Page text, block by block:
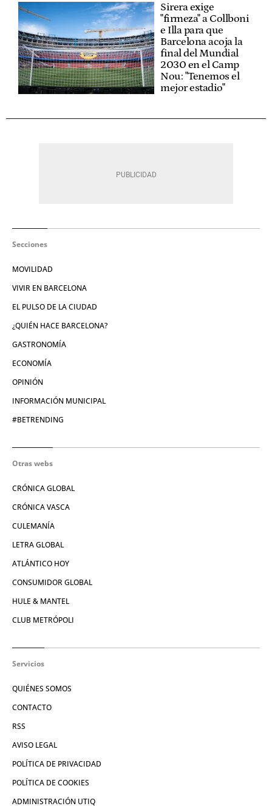
Sirera exige
"firmeza" a Collboni
e Illa para que
Barcelona acoja la
final del Mundial
2030 en el Camp
Nou: "Tenemos el
mejor estadio"
Secciones
MOVILIDAD
VIVIR EN BARCELONA
EL PULSO DE LA CIUDAD
¿QUIÉN HACE BARCELONA?
GASTRONOMÍA
ECONOMÍA
OPINIÓN
INFORMACIÓN MUNICIPAL
#BETRENDING
Otras webs
CRÓNICA GLOBAL
CRÓNICA VASCA
CULEMANÍA
LETRA GLOBAL
ATLÁNTICO HOY
CONSUMIDOR GLOBAL
HULE & MANTEL
CLUB METRÓPOLI
Servicios
QUIÉNES SOMOS
CONTACTO
RSS
AVISO LEGAL
POLÍTICA DE PRIVACIDAD
POLÍTICA DE COOKIES
ADMINISTRACIÓN UTIQ